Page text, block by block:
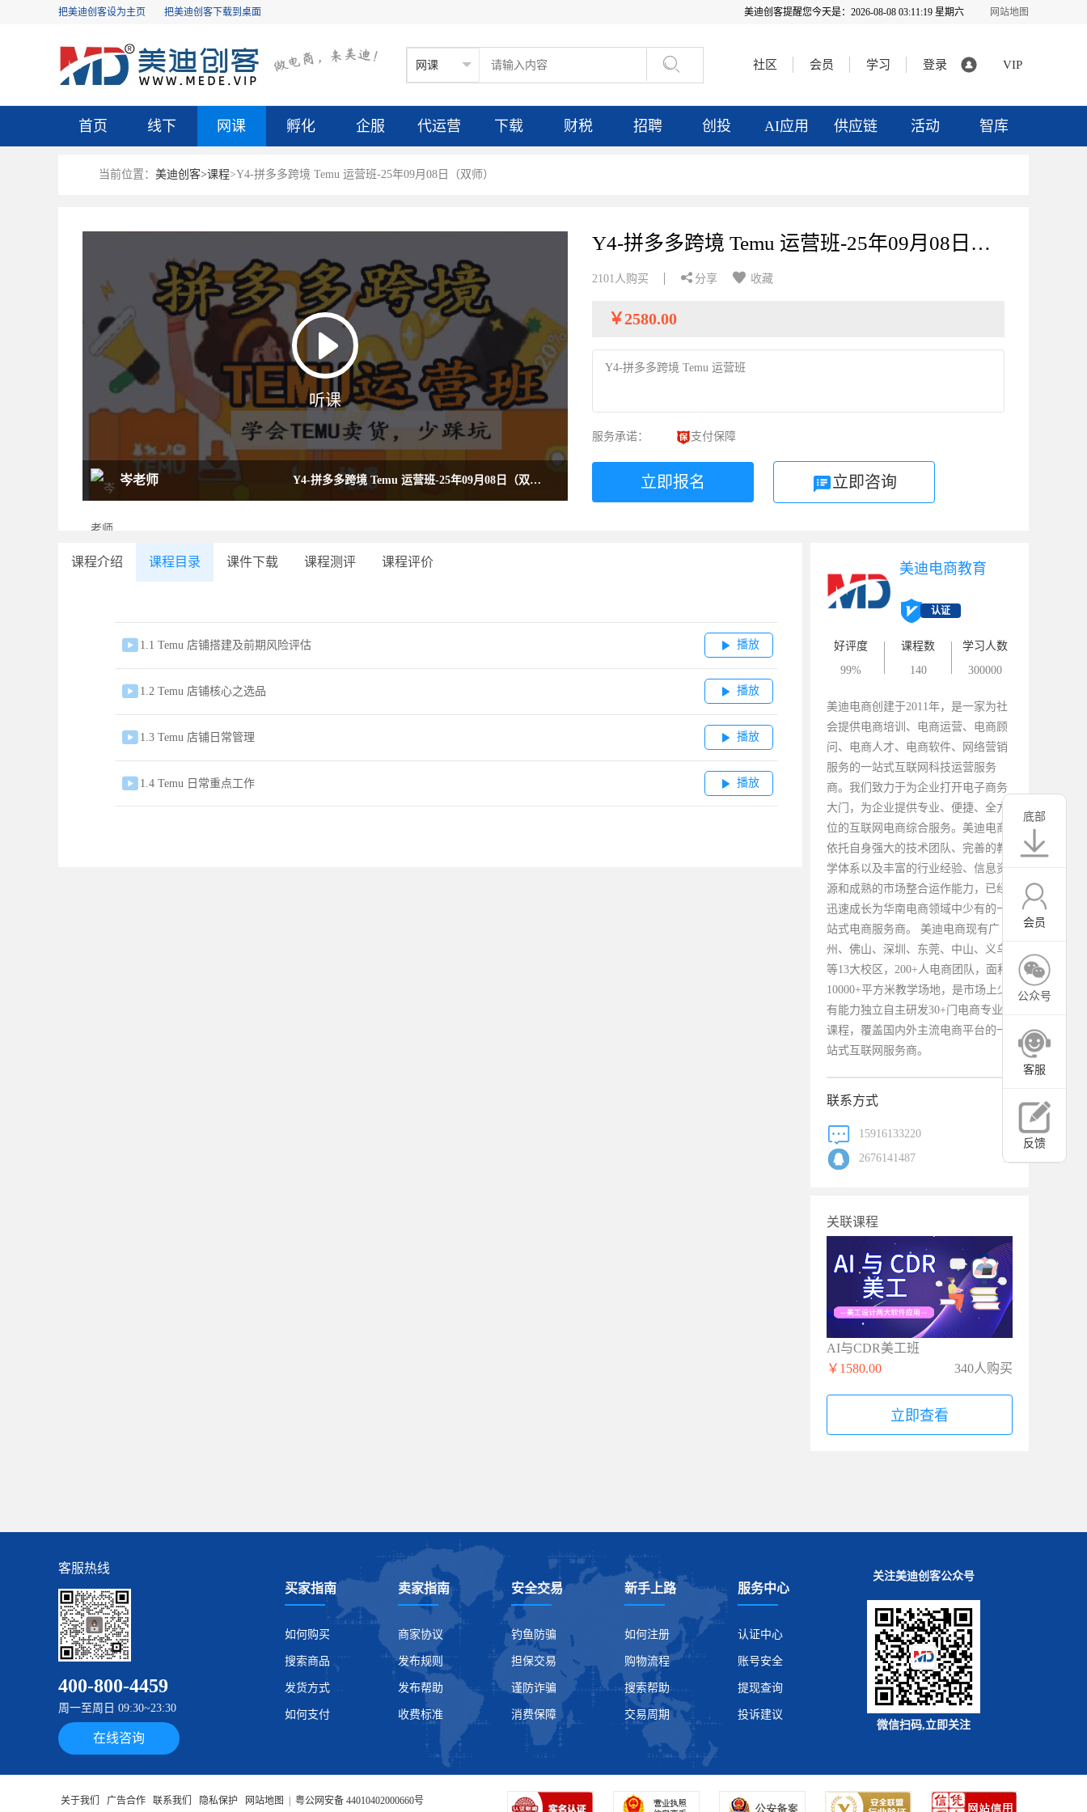
底部
会员
公众号
客服
反馈
把美迪创客设为主页 把美迪创客下载到桌面 美迪创客提醒您今天是： 2026-08-08 03:11:20 星期六 网站地图
 社区 会员 学习 登录 VIP
首页 线下 网课 孵化 企服 代运营 下载 财税 招聘 创投 AI应用 供应链 活动 智库
当前位置： 美迪创客>课程>Y4-拼多多跨境 Temu 运营班-25年09月08日（双师）
听课
岑老师 Y4-拼多多跨境 Temu 运营班-25年09月08日（双
Y4-拼多多跨境 Temu 运营班-25年09月08日（双师）
2101人购买  分享  收藏
￥2580.00
Y4-拼多多跨境 Temu 运营班
服务承诺： 支付保障
立即报名 立即咨询
课程介绍 课程目录 课件下载 课程测评 课程评价
 1.1 Temu 店铺搭建及前期风险评估  播放
 1.2 Temu 店铺核心之选品  播放
 1.3 Temu 店铺日常管理  播放
 1.4 Temu 日常重点工作  播放
美迪电商教育
认证
好评度
99%
课程数
140
学习人数
300000
美迪电商创建于2011年，是一家为社
会提供电商培训、电商运营、电商顾
问、电商人才、电商软件、网络营销
服务的一站式互联网科技运营服务
商。我们致力于为企业打开电子商务
大门，为企业提供专业、便捷、全方
位的互联网电商综合服务。美迪电商
依托自身强大的技术团队、完善的教
学体系以及丰富的行业经验、信息资
源和成熟的市场整合运作能力，已经
迅速成长为华南电商领域中少有的一
站式电商服务商。 美迪电商现有广
州、佛山、深圳、东莞、中山、义乌
等13大校区，200+人电商团队，面积
10000+平方米教学场地，是市场上少
有能力独立自主研发30+门电商专业
课程，覆盖国内外主流电商平台的一
站式互联网服务商。
联系方式
15916133220
2676141487
关联课程
AI与CDR美工班
￥1580.00
340人购买
立即查看
客服热线
400-800-4459
周一至周日 09:30~23:30
在线咨询
买家指南
如何购买
搜索商品
发货方式
如何支付
卖家指南
商家协议
发布规则
发布帮助
收费标准
安全交易
钓鱼防骗
担保交易
谨防诈骗
消费保障
新手上路
如何注册
购物流程
搜索帮助
交易周期
服务中心
认证中心
账号安全
提现查询
投诉建议
关注美迪创客公众号
微信扫码,立即关注
关于我们 广告合作 联系我们 隐私保护 网站地图 粤公网安备 44010402000660号